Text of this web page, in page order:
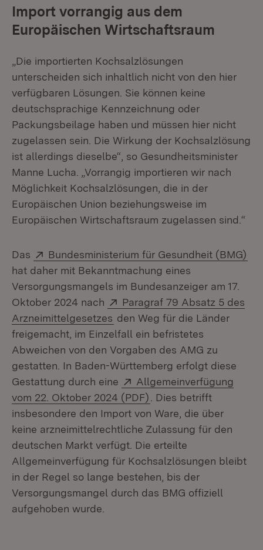
Import vorrangig aus dem
Europäischen Wirtschaftsraum
„Die importierten Kochsalzlösungen
unterscheiden sich inhaltlich nicht von den hier
verfügbaren Lösungen. Sie können keine
deutschsprachige Kennzeichnung oder
Packungsbeilage haben und müssen hier nicht
zugelassen sein. Die Wirkung der Kochsalzlösung
ist allerdings dieselbe“, so Gesundheitsminister
Manne Lucha. „Vorrangig importieren wir nach
Möglichkeit Kochsalzlösungen, die in der
Europäischen Union beziehungsweise im
Europäischen Wirtschaftsraum zugelassen sind.“
Das Extern:
Bundesministerium für Gesundheit (BMG)
hat daher mit Bekanntmachung eines
Versorgungsmangels im Bundesanzeiger am 17.
Oktober 2024 nach
Extern:
Paragraf 79 Absatz 5 des
Arzneimittelgesetzes (Öffnet in neuem Fenster)
den Weg für die Länder
freigemacht, im Einzelfall ein befristetes
Abweichen von den Vorgaben des AMG zu
gestatten. In Baden-Württemberg erfolgt diese
Gestattung durch eine
Extern:
Allgemeinverfügung
vom 22. Oktober 2024 (PDF) (Öffnet in neuem
. Dies betrifft
insbesondere den Import von Ware, die über
keine arzneimittelrechtliche Zulassung für den
deutschen Markt verfügt. Die erteilte
Allgemeinverfügung für Kochsalzlösungen bleibt
in der Regel so lange bestehen, bis der
Versorgungsmangel durch das BMG offiziell
aufgehoben wurde.